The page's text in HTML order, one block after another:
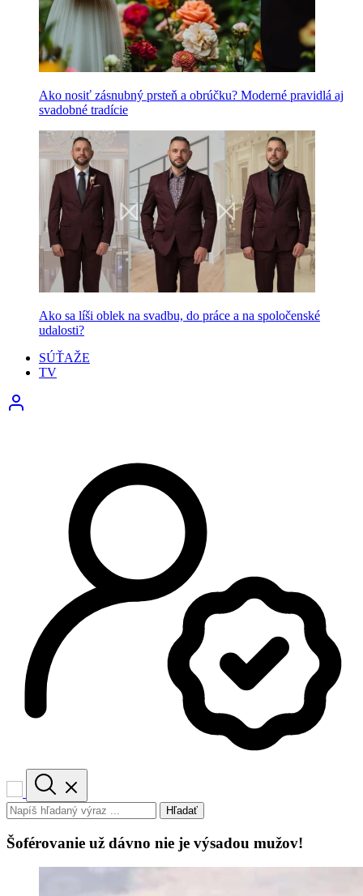
Ako nosiť zásnubný prsteň a obrúčku? Moderné pravidlá aj
svadobné tradície
Ako sa líši oblek na svadbu, do práce a na spoločenské
udalosti?
SÚŤAŽE
TV
Hľadať
Šoférovanie už dávno nie je výsadou mužov!